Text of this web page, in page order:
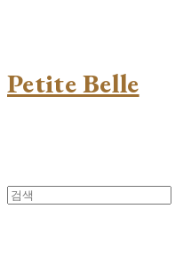
Petite Belle